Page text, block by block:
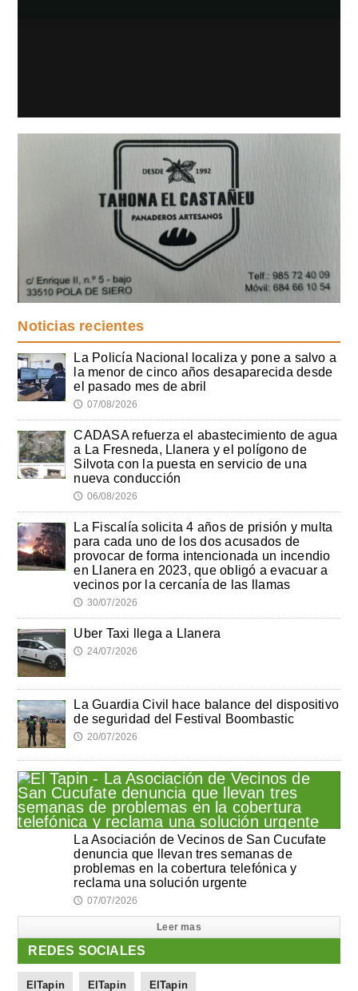
Noticias recientes
La Policía Nacional localiza y pone a salvo a
la menor de cinco años desaparecida desde
el pasado mes de abril
🕔 07/08/2026
CADASA refuerza el abastecimiento de agua
a La Fresneda, Llanera y el polígono de
Silvota con la puesta en servicio de una
nueva conducción
🕔 06/08/2026
La Fiscalía solicita 4 años de prisión y multa
para cada uno de los dos acusados de
provocar de forma intencionada un incendio
en Llanera en 2023, que obligó a evacuar a
vecinos por la cercanía de las llamas
🕔 30/07/2026
Uber Taxi llega a Llanera
🕔 24/07/2026
La Guardia Civil hace balance del dispositivo
de seguridad del Festival Boombastic
🕔 20/07/2026
La Asociación de Vecinos de San Cucufate
denuncia que llevan tres semanas de
problemas en la cobertura telefónica y
reclama una solución urgente
🕔 07/07/2026
Leer mas
REDES SOCIALES
ElTapin ElTapin ElTapin